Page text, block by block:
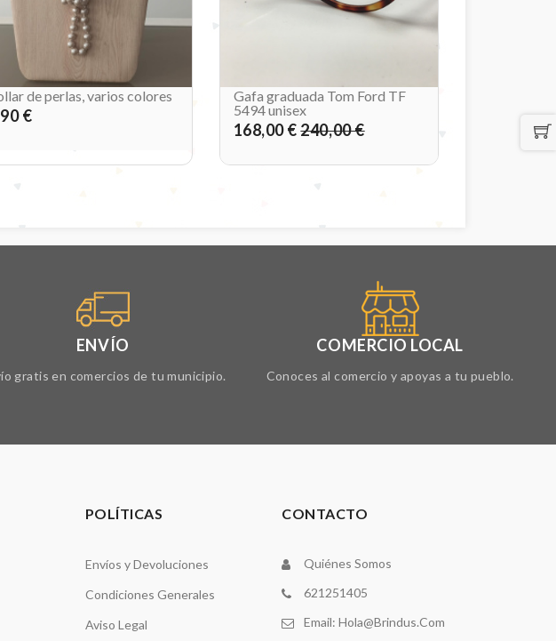
de perlas, varios colores
€
Gafa graduada Tom Ford TF
5494 unisex
168,00 €240,00 €
ENVÍO
gratis en comercios de tu municipio.
COMERCIO LOCAL
Conoces al comercio y apoyas a tu pueblo.
POLÍTICAS
Envíos y Devoluciones
Condiciones Generales
Aviso Legal
CONTACTO
Quiénes Somos
621251405
Email:Hola@brindus.com